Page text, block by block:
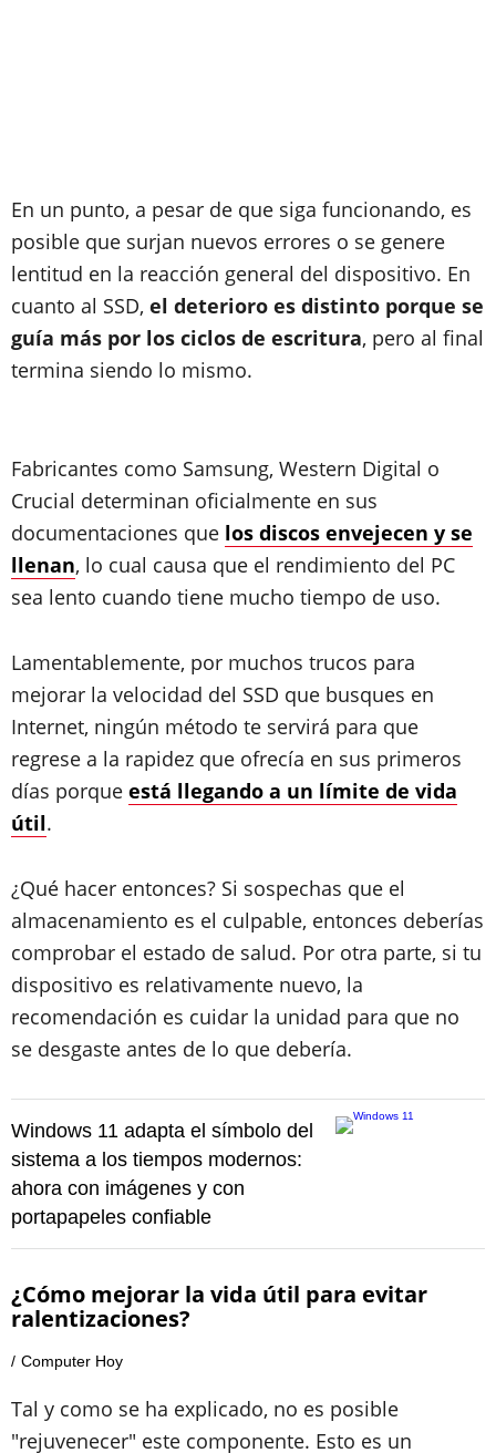
En un punto, a pesar de que siga funcionando, es
posible que surjan nuevos errores o se genere
lentitud en la reacción general del dispositivo. En
cuanto al SSD, el deterioro es distinto porque se
guía más por los ciclos de escritura, pero al final
termina siendo lo mismo.
Fabricantes como Samsung, Western Digital o
Crucial determinan oficialmente en sus
documentaciones que los discos envejecen y se
llenan, lo cual causa que el rendimiento del PC
sea lento cuando tiene mucho tiempo de uso.
Lamentablemente, por muchos trucos para
mejorar la velocidad del SSD que busques en
Internet, ningún método te servirá para que
regrese a la rapidez que ofrecía en sus primeros
días porque está llegando a un límite de vida
útil.
¿Qué hacer entonces? Si sospechas que el
almacenamiento es el culpable, entonces deberías
comprobar el estado de salud. Por otra parte, si tu
dispositivo es relativamente nuevo, la
recomendación es cuidar la unidad para que no
se desgaste antes de lo que debería.
Windows 11 adapta el símbolo del
sistema a los tiempos modernos:
ahora con imágenes y con
portapapeles confiable
¿Cómo mejorar la vida útil para evitar
ralentizaciones?
Computer Hoy
Tal y como se ha explicado, no es posible
"rejuvenecer" este componente. Esto es un